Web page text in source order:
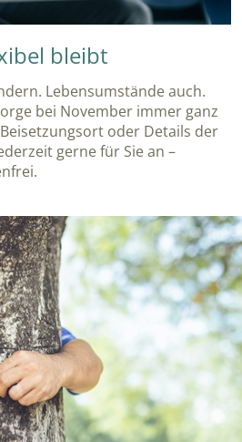
bleibt
Lebensumstände auch.
bei November immer ganz
oder Details der
gerne für Sie an –